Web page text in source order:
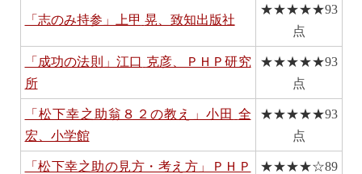
「志のみ持参」上甲 晃、致知出版社
★★★★★93
点
「成功の法則」江口 克彦、ＰＨＰ研究
所
★★★★★93
点
「松下幸之助翁８２の教え」小田 全
宏、小学館
★★★★★93
点
「松下幸之助の見方・考え方」ＰＨＰ
★★★★☆89